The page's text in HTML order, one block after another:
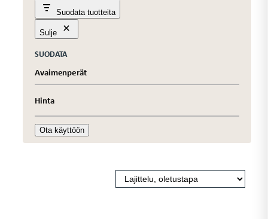
Suodata tuotteita
Sulje
SUODATA
Avaimenperät
Hinta
Ota käyttöön